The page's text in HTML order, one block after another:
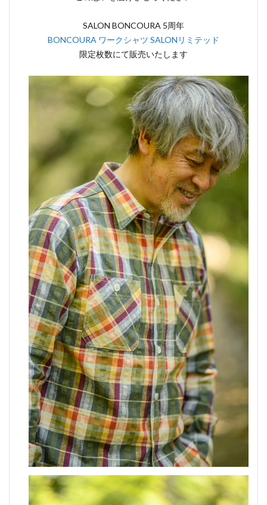
SALON BONCOURA 5周年
BONCOURA ワークシャツ SALONリミテッド
限定枚数にて販売いたします